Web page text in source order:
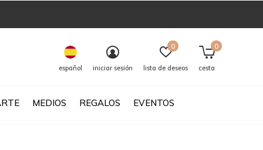
MEDIOS REGALOS EVENTOS
español iniciar sesión lista de deseos
0
cesta
0